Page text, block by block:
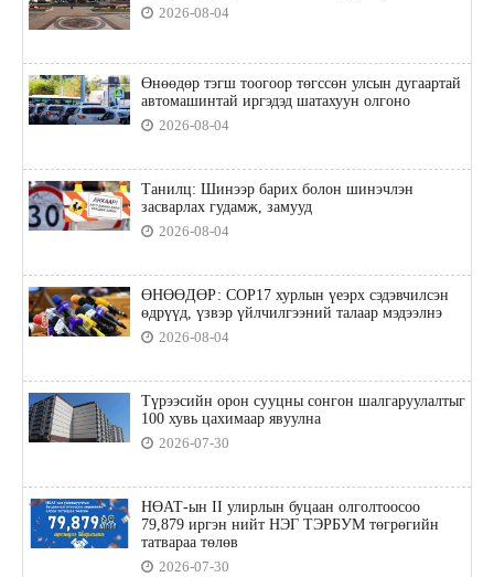
2026-08-04
Өнөөдөр тэгш тоогоор төгссөн улсын дугаартай
автомашинтай иргэдэд шатахуун олгоно
2026-08-04
Танилц: Шинээр барих болон шинэчлэн
засварлах гудамж, замууд
2026-08-04
ӨНӨӨДӨР: COP17 хурлын үеэрх сэдэвчилсэн
өдрүүд, үзвэр үйлчилгээний талаар мэдээлнэ
2026-08-04
Түрээсийн орон сууцны сонгон шалгаруулалтыг
100 хувь цахимаар явуулна
2026-07-30
НӨАТ-ын II улирлын буцаан олголтоосоо
79,879 иргэн нийт НЭГ ТЭРБУМ төгрөгийн
татвараа төлөв
2026-07-30